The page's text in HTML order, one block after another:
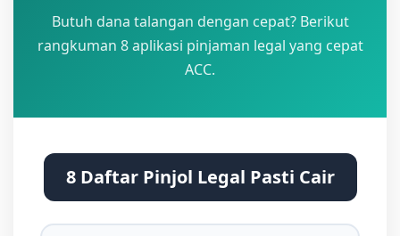
Butuh dana talangan dengan cepat? Berikut
rangkuman 8 aplikasi pinjaman legal yang cepat
ACC.
8 Daftar Pinjol Legal Pasti Cair